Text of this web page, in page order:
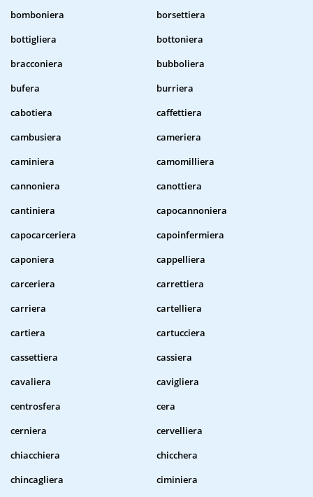
bomboniera
borsettiera
bottigliera
bottoniera
bracconiera
bubboliera
bufera
burriera
cabotiera
caffettiera
cambusiera
cameriera
caminiera
camomilliera
cannoniera
canottiera
cantiniera
capocannoniera
capocarceriera
capoinfermiera
caponiera
cappelliera
carceriera
carrettiera
carriera
cartelliera
cartiera
cartucciera
cassettiera
cassiera
cavaliera
cavigliera
centrosfera
cera
cerniera
cervelliera
chiacchiera
chicchera
chincagliera
ciminiera